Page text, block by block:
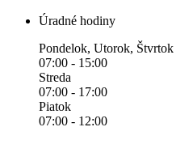
Úradné hodiny
Pondelok, Utorok, Štvrtok
07:00 - 15:00
Streda
07:00 - 17:00
Piatok
07:00 - 12:00